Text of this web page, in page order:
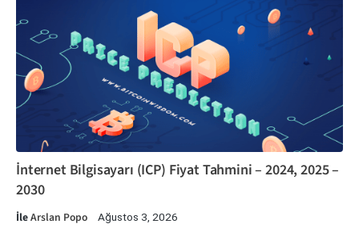
İnternet Bilgisayarı (ICP) Fiyat Tahmini – 2024, 2025 –
2030
İleArslan Popo Ağustos 3, 2026